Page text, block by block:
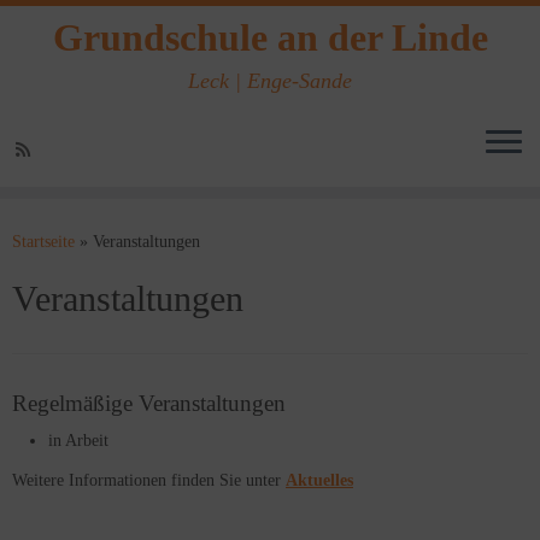
Inhalt
Grundschule an der Linde
Leck | Enge-Sande
Startseite » Veranstaltungen
Veranstaltungen
Regelmäßige Veranstaltungen
in Arbeit
Weitere Informationen finden Sie unter Aktuelles